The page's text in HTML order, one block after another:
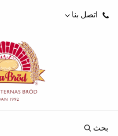
اتصل بنا
بحث